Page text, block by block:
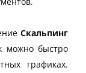
Скальпинг
можно быстро
графиках.